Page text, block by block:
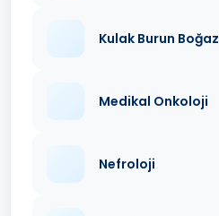
Kulak Burun Boğaz
Medikal Onkoloji
Nefroloji